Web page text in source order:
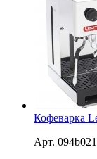
Кофеварка
Арт.